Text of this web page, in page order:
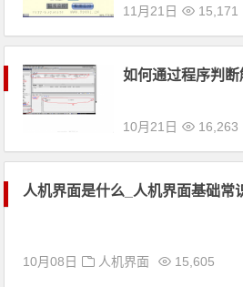
11月21日 15,171
如何通过程序判
10月21日 16,263
人机界面是什么_人机界面基础常
10月08日 人机界面 15,605